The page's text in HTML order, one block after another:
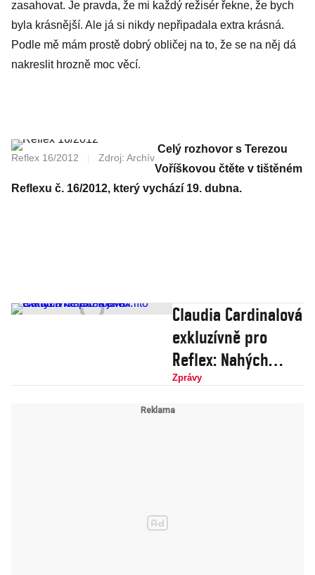
zasahovat. Je pravda, že mi každý režisér řekne, že bych
byla krásnější. Ale já si nikdy nepřipadala extra krásná.
Podle mě mám prostě dobrý obličej na to, že se na něj dá
nakreslit hrozně moc věcí.
Reflex 16/2012 Zdroj: Archív
Celý rozhovor s Terezou
Voříškovou čtěte v tištěném
Reflexu č. 16/2012, který vychází 19. dubna.
Claudia Cardinalová
exkluzívně pro
Reflex: Nahých
hereček je mi líto
Zprávy